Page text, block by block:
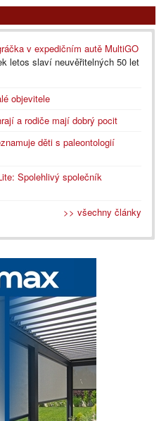
v expedičním autě MultiGO
letos slaví neuvěřitelných 50 let
objevitele
a rodiče mají dobrý pocit
děti s paleontologií
Spolehlivý společník
>> všechny články